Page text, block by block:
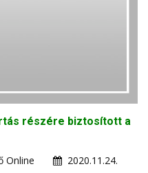
részére biztosított a
Online
2020.11.24.